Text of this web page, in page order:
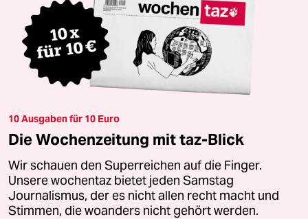
10 Ausgaben für 10 Euro
Die Wochenzeitung mit taz-Blick
Wir schauen den Superreichen auf die Finger.
Unsere wochentaz bietet jeden Samstag
Journalismus, der es nicht allen recht macht und
Stimmen, die woanders nicht gehört werden.